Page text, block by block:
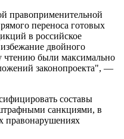
правоприменительной
переноса готовых
в российское
двойного
чтению были максимально
законопроекта", —
составы
санкциями, в
правонарушениях